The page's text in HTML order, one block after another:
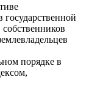
порядке в